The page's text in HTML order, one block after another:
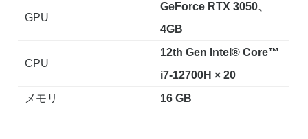
GPU
GeForce RTX 3050、
4GB
CPU
12th Gen Intel® Core™
i7-12700H × 20
メモリ
16 GB